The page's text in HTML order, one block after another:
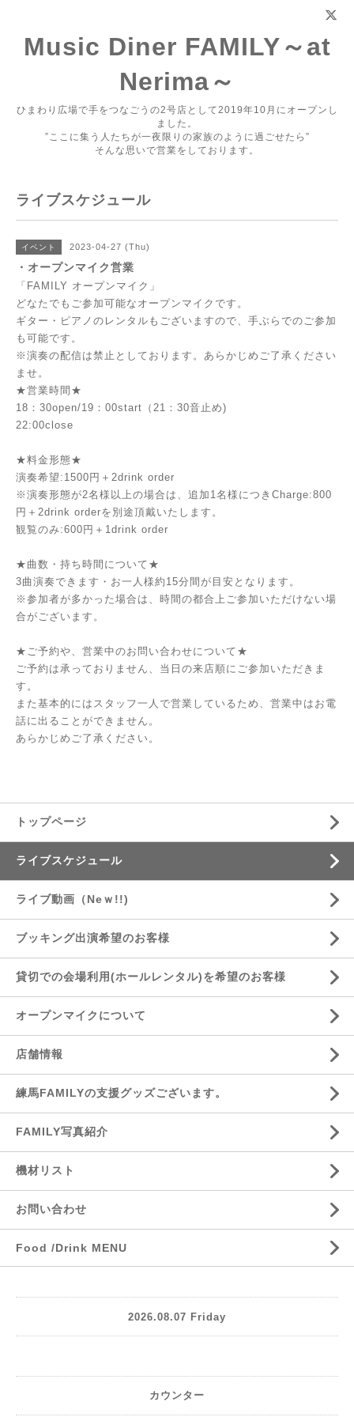
Music Diner FAMILY～at
Nerima～
ひまわり広場で手をつなごうの2号店として2019年10月にオープンし
ました。
”ここに集う人たちが一夜限りの家族のように過ごせたら”
そんな思いで営業をしております。
ライブスケジュール
イベント 2023-04-27 (Thu)
・オープンマイク営業
「FAMILY オープンマイク」
どなたでもご参加可能なオープンマイクです。
ギター・ピアノのレンタルもございますので、手ぶらでのご参加
も可能です。
※演奏の配信は禁止としております。あらかじめご了承ください
ませ。
★営業時間★
18：30open/19：00start（21：30音止め)
22:00close
★料金形態★
演奏希望:1500円＋2drink order
※演奏形態が2名様以上の場合は、追加1名様につきCharge:800
円＋2drink orderを別途頂戴いたします。
観覧のみ:600円＋1drink order
★曲数・持ち時間について★
3曲演奏できます・お一人様約15分間が目安となります。
※参加者が多かった場合は、時間の都合上ご参加いただけない場
合がございます。
★ご予約や、営業中のお問い合わせについて★
ご予約は承っておりません、当日の来店順にご参加いただきま
す。
また基本的にはスタッフ一人で営業しているため、営業中はお電
話に出ることができません。
あらかじめご了承ください。
トップページ
ライブスケジュール
ライブ動画（Neｗ!!)
ブッキング出演希望のお客様
貸切での会場利用(ホールレンタル)を希望のお客様
オープンマイクについて
店舗情報
練馬FAMILYの支援グッズございます。
FAMILY写真紹介
機材リスト
お問い合わせ
Food /Drink MENU
2026.08.07 Friday
カウンター